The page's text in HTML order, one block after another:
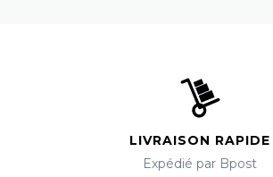
LIVRAISON RAPIDE
Expédié par Bpost